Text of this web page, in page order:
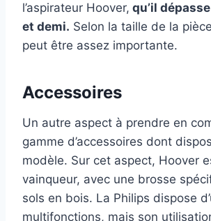
l’aspirateur Hoover, qu’il
et demi. Selon la taille de la
peut être assez importante.
Accessoires
Un autre aspect à prendre en
gamme d’accessoires dont
modèle. Sur cet aspect, Hoover
vainqueur, avec une brosse
sols en bois. La Philips dispose
multifonctions, mais son